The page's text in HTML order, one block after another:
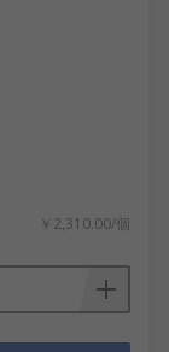
￥2,310.00/個